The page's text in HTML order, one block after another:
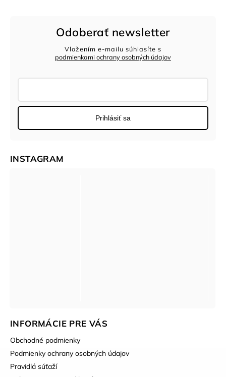
INFORMÁCIE PRE VÁS
Obchodné podmienky
Podmienky ochrany osobných údajov
Pravidlá súťaží
Odoberať newsletter
Vložením e-mailu súhlasíte s
podmienkami ochrany osobných údajov
Prihlásiť sa
INSTAGRAM